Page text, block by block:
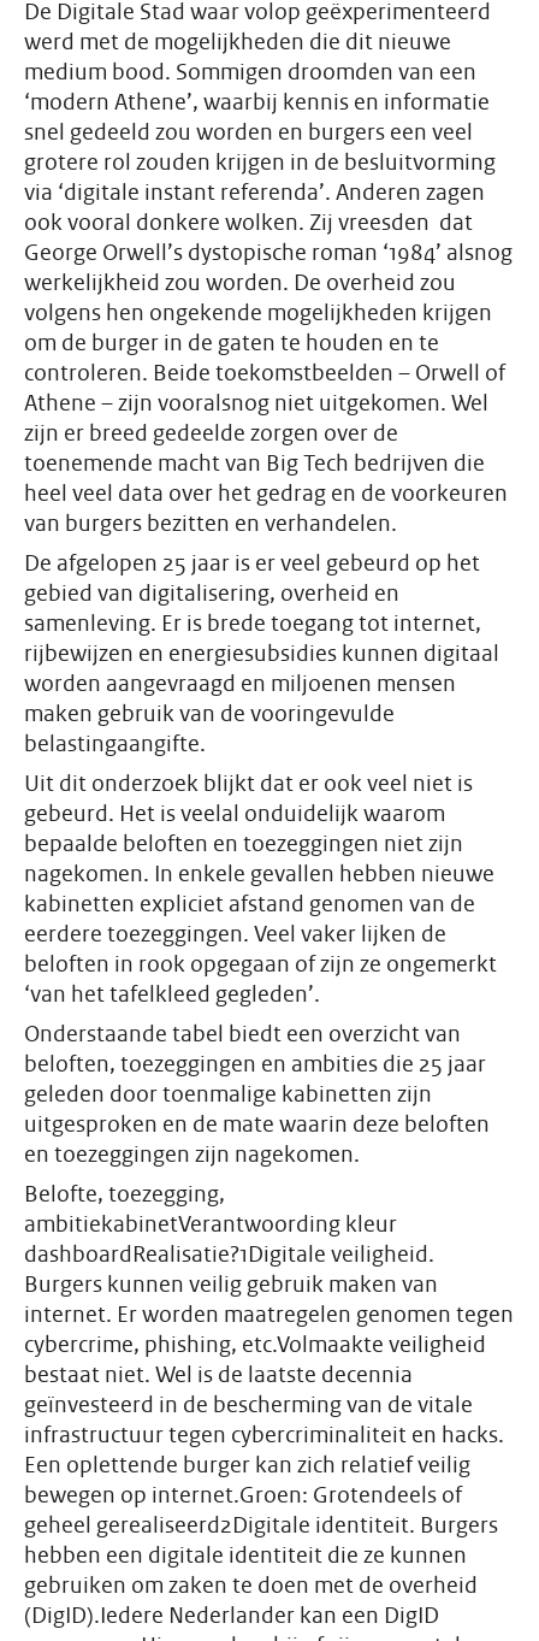
De Digitale Stad waar volop geëxperimenteerd
werd met de mogelijkheden die dit nieuwe
medium bood. Sommigen droomden van een
‘modern Athene’, waarbij kennis en informatie
snel gedeeld zou worden en burgers een veel
grotere rol zouden krijgen in de besluitvorming
via ‘digitale instant referenda’. Anderen zagen
ook vooral donkere wolken. Zij vreesden dat
George Orwell’s dystopische roman ‘1984’ alsnog
werkelijkheid zou worden. De overheid zou
volgens hen ongekende mogelijkheden krijgen
om de burger in de gaten te houden en te
controleren. Beide toekomstbeelden – Orwell of
Athene – zijn vooralsnog niet uitgekomen. Wel
zijn er breed gedeelde zorgen over de
toenemende macht van Big Tech bedrijven die
heel veel data over het gedrag en de voorkeuren
van burgers bezitten en verhandelen.
De afgelopen 25 jaar is er veel gebeurd op het
gebied van digitalisering, overheid en
samenleving. Er is brede toegang tot internet,
rijbewijzen en energiesubsidies kunnen digitaal
worden aangevraagd en miljoenen mensen
maken gebruik van de vooringevulde
belastingaangifte.
Uit dit onderzoek blijkt dat er ook veel niet is
gebeurd. Het is veelal onduidelijk waarom
bepaalde beloften en toezeggingen niet zijn
nagekomen. In enkele gevallen hebben nieuwe
kabinetten expliciet afstand genomen van de
eerdere toezeggingen. Veel vaker lijken de
beloften in rook opgegaan of zijn ze ongemerkt
‘van het tafelkleed gegleden’.
Onderstaande tabel biedt een overzicht van
beloften, toezeggingen en ambities die 25 jaar
geleden door toenmalige kabinetten zijn
uitgesproken en de mate waarin deze beloften
en toezeggingen zijn nagekomen.
Belofte, toezegging,
ambitiekabinetVerantwoording kleur
dashboardRealisatie?1Digitale veiligheid.
Burgers kunnen veilig gebruik maken van
internet. Er worden maatregelen genomen tegen
cybercrime, phishing, etc.Volmaakte veiligheid
bestaat niet. Wel is de laatste decennia
geïnvesteerd in de bescherming van de vitale
infrastructuur tegen cybercriminaliteit en hacks.
Een oplettende burger kan zich relatief veilig
bewegen op internet.Groen: Grotendeels of
geheel gerealiseerd2Digitale identiteit. Burgers
hebben een digitale identiteit die ze kunnen
gebruiken om zaken te doen met de overheid
(DigID).Iedere Nederlander kan een DigID